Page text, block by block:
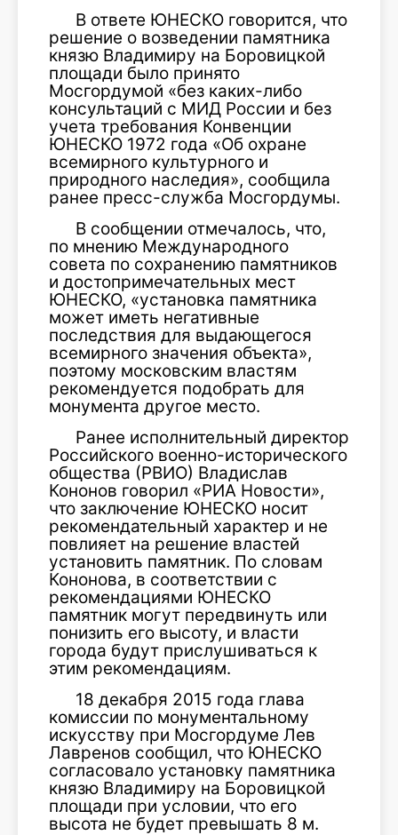
В ответе ЮНЕСКО говорится, что
решение о возведении памятника
князю Владимиру на Боровицкой
площади было принято
Мосгордумой «без каких-либо
консультаций с МИД России и без
учета требования Конвенции
ЮНЕСКО 1972 года «Об охране
всемирного культурного и
природного наследия», сообщила
ранее пресс-служба Мосгордумы.
В сообщении отмечалось, что,
по мнению Международного
совета по сохранению памятников
и достопримечательных мест
ЮНЕСКО, «установка памятника
может иметь негативные
последствия для выдающегося
всемирного значения объекта»,
поэтому московским властям
рекомендуется подобрать для
монумента другое место.
Ранее исполнительный директор
Российского военно-исторического
общества (РВИО) Владислав
Кононов говорил «РИА Новости»,
что заключение ЮНЕСКО носит
рекомендательный характер и не
повлияет на решение властей
установить памятник. По словам
Кононова, в соответствии с
рекомендациями ЮНЕСКО
памятник могут передвинуть или
понизить его высоту, и власти
города будут прислушиваться к
этим рекомендациям.
18 декабря 2015 года глава
комиссии по монументальному
искусству при Мосгордуме Лев
Лавренов сообщил, что ЮНЕСКО
согласовало установку памятника
князю Владимиру на Боровицкой
площади при условии, что его
высота не будет превышать 8 м.